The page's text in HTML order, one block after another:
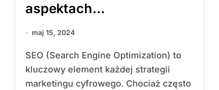
aspektach
pozycjonowania
maj 15, 2024
SEO (Search Engine Optimization) to
kluczowy element każdej strategii
marketingu cyfrowego. Chociaż często